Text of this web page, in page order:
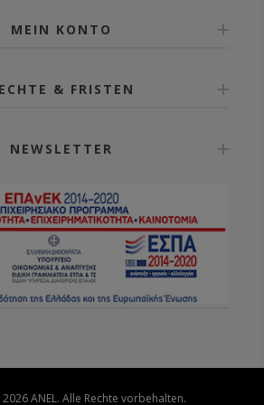
MEIN KONTO
& FRISTEN
NEWSLETTER
ANEL. Alle Rechte vorbehalten.